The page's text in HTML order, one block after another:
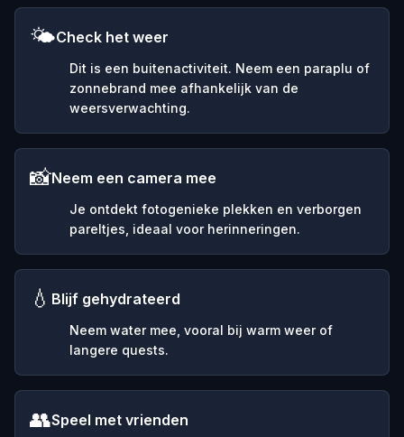
🌤️Check het weer
Dit is een buitenactiviteit. Neem een paraplu of
zonnebrand mee afhankelijk van de
weersverwachting.
📸Neem een camera mee
Je ontdekt fotogenieke plekken en verborgen
pareltjes, ideaal voor herinneringen.
💧 Blijf gehydrateerd
Neem water mee, vooral bij warm weer of
langere quests.
👥Speel met vrienden